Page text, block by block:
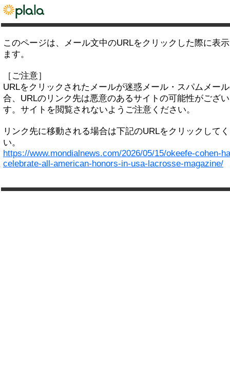
このページは、メール文中のURLをクリックした際に表
ます。
［ご注意］
URLをクリックされたメールが迷惑メール・スパムメー
合、URLのリンク先は悪意のあるサイトの可能性がござ
す。サイトを閲覧されないようご注意ください。
リンク先に移動される場合は下記のURLをクリックして
い。
https://www.mondialnews.com/2026/05/15/okeefe-cohen-
celebrate-all-american-honors-in-usa-lacrosse-magazine/